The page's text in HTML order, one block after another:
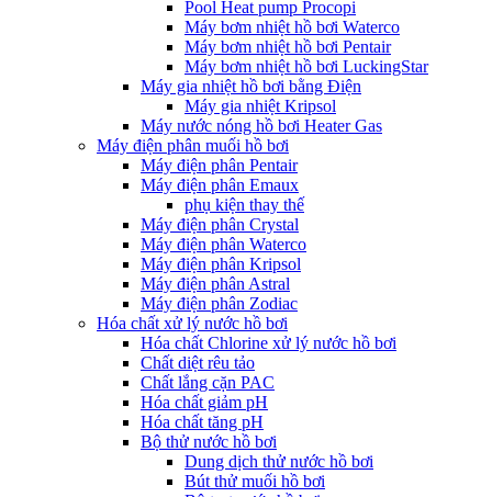
Pool Heat pump Procopi
Máy bơm nhiệt hồ bơi Waterco
Máy bơm nhiệt hồ bơi Pentair
Máy bơm nhiệt hồ bơi LuckingStar
Máy gia nhiệt hồ bơi bằng Điện
Máy gia nhiệt Kripsol
Máy nước nóng hồ bơi Heater Gas
Máy điện phân muối hồ bơi
Máy điện phân Pentair
Máy điện phân Emaux
phụ kiện thay thế
Máy điện phân Crystal
Máy điện phân Waterco
Máy điện phân Kripsol
Máy điện phân Astral
Máy điện phân Zodiac
Hóa chất xử lý nước hồ bơi
Hóa chất Chlorine xử lý nước hồ bơi
Chất diệt rêu tảo
Chất lắng cặn PAC
Hóa chất giảm pH
Hóa chất tăng pH
Bộ thử nước hồ bơi
Dung dịch thử nước hồ bơi
Bút thử muối hồ bơi